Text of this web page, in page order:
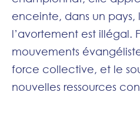
enceinte, dans un pays,
l’avortement est illégal.
mouvements
force collective, et le
nouvelles ressources